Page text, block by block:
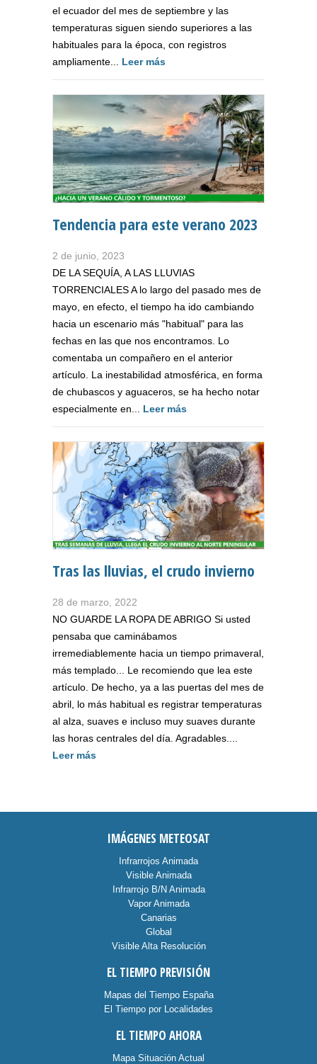
el ecuador del mes de septiembre y las
temperaturas siguen siendo superiores a las
habituales para la época, con registros
ampliamente... Leer más
Tendencia para este verano 2023
2 de junio, 2023
DE LA SEQUÍA, A LAS LLUVIAS
TORRENCIALES A lo largo del pasado mes de
mayo, en efecto, el tiempo ha ido cambiando
hacia un escenario más "habitual" para las
fechas en las que nos encontramos. Lo
comentaba un compañero en el anterior
artículo. La inestabilidad atmosférica, en forma
de chubascos y aguaceros, se ha hecho notar
especialmente en... Leer más
Tras las lluvias, el crudo invierno
28 de marzo, 2022
NO GUARDE LA ROPA DE ABRIGO Si usted
pensaba que caminábamos
irremediablemente hacia un tiempo primaveral,
más templado... Le recomiendo que lea este
artículo. De hecho, ya a las puertas del mes de
abril, lo más habitual es registrar temperaturas
al alza, suaves e incluso muy suaves durante
las horas centrales del día. Agradables....
Leer más
IMÁGENES METEOSAT
Infrarrojos Animada
Visible Animada
Infrarrojo B/N Animada
Vapor Animada
Canarias
Global
Visible Alta Resolución
EL TIEMPO PREVISIÓN
Mapas del Tiempo España
El Tiempo por Localidades
EL TIEMPO AHORA
Mapa Situación Actual